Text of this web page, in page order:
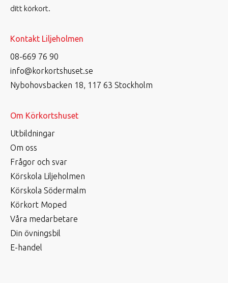
ditt körkort.
Kontakt Liljeholmen
08-669 76 90
info@korkortshuset.se
Nybohovsbacken 18, 117 63 Stockholm
Om Körkortshuset
Utbildningar
Om oss
Frågor och svar
Körskola Liljeholmen
Körskola Södermalm
Körkort Moped
Våra medarbetare
Din övningsbil
E-handel